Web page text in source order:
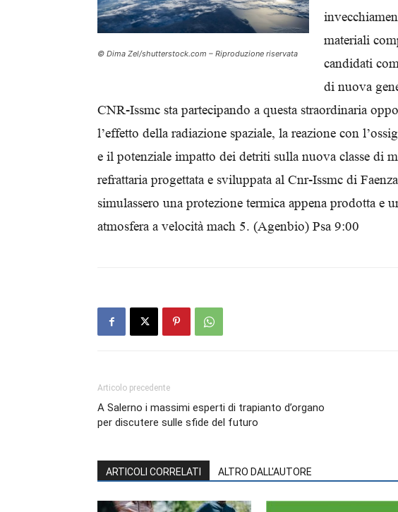
© Dima Zel/shutterstock.com – Riproduzione riservata
materiali
candidati
di nuova
CNR-Issmc sta partecipando a questa straordinaria
l’effetto della radiazione spaziale, la reazione con
e il potenziale impatto dei detriti sulla nuova classe di
refrattaria progettata e sviluppata al Cnr-Issmc di
simulassero una protezione termica appena prodotta e
atmosfera a velocità mach 5. (Agenbio) Psa 9:00
Articolo precedente
A Salerno i massimi esperti di trapianto d’organo
per discutere sulle sfide del futuro
ARTICOLI CORRELATI ALTRO DALL'AUTORE